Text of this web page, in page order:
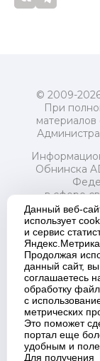
© 2009-
При
Обнинска
в сфере
и массовых
Адрес
Политика в
Данный веб-
использует
и сервис
Яндекс.Метрика.
Продолжая
данный сайт, вы
соглашаетесь
обработку
с
метрических
Это поможет
портал еще
удобным и
Для получения